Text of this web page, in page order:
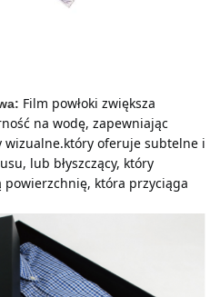
Film powłoki zwiększa
na wodę, zapewniając
wizualne.który oferuje subtelne i
lub błyszczący, który
powierzchnię, która przyciąga